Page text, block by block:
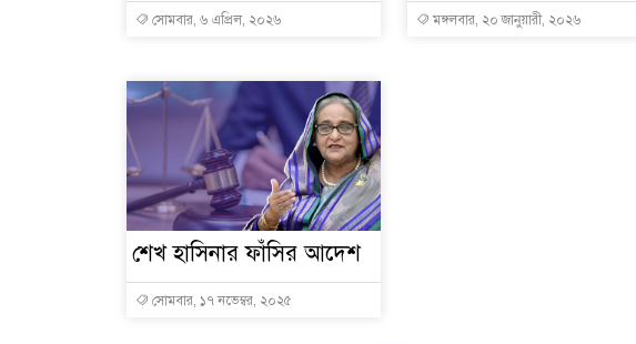
সোমবার, ৬ এপ্রিল, ২০২৬ মঙ্গলবার, ২০ জানুয়ারী, ২০২৬
শেখ হাসিনার ফাঁসির আদেশ
সোমবার, ১৭ নভেম্বর, ২০২৫